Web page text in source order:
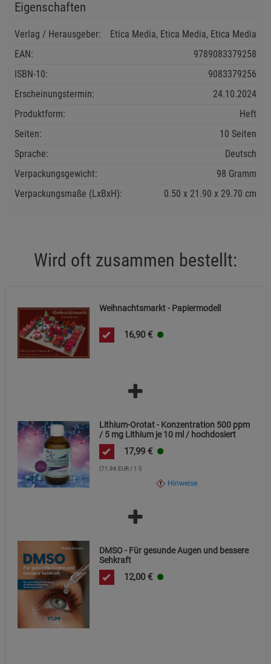
Eigenschaften
Verlag / Herausgeber:
Etica Media, Etica Media, Etica Media
EAN:
9789083379258
ISBN-10:
9083379256
Erscheinungstermin:
24.10.2024
Produktform:
Heft
Seiten:
10 Seiten
Sprache:
Deutsch
Verpackungsgewicht:
98 Gramm
Verpackungsmaße (LxBxH):
0.50 21.90 29.70 cm
Wird oft zusammen bestellt:
Weihnachtsmarkt - Papiermodell
16,90 €
Lithium-Orotat - Konzentration 500 ppm
/ 5 mg Lithium je 10 ml / hochdosiert
17,99 €
(71,96 EUR / 1 l)
Hinweise
DMSO - Für gesunde Augen und bessere
Sehkraft
12,00 €
Einstellungen speichern für die GruppeEinstellungen speichern für die Gruppe
Notwendige Cookies (5)
Funktionale Cookies (1) Funktionale
Beschreibung Funktionale Cookies
Statistik Cookies (2) Statistik Cookies
Beschreibung Statistik Cookies
Marketing Cookies (3)
Beschreibung Marketing Cookies
Datenschutzerklärung